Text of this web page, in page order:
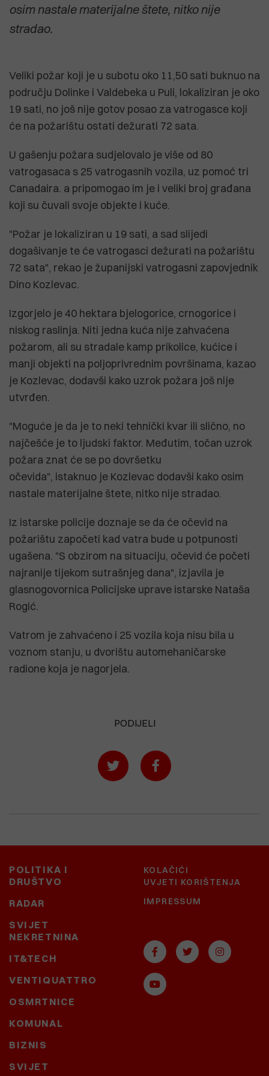
osim nastale materijalne štete, nitko nije
stradao.
Veliki požar koji je u subotu oko 11,50 sati buknuo na
području Dolinke i Valdebeka u Puli, lokaliziran je oko
19 sati, no još nije gotov posao za vatrogasce koji
će na požarištu ostati dežurati 72 sata.
U gašenju požara sudjelovalo je više od 80
vatrogasaca s 25 vatrogasnih vozila, uz pomoć tri
Canadaira. a pripomogao im je i veliki broj građana
koji su čuvali svoje objekte i kuće.
"Požar je lokaliziran u 19 sati, a sad slijedi
dogašivanje te će vatrogasci dežurati na požarištu
72 sata", rekao je županijski vatrogasni zapovjednik
Dino Kozlevac.
Izgorjelo je 40 hektara bjelogorice, crnogorice i
niskog raslinja. Niti jedna kuća nije zahvaćena
požarom, ali su stradale kamp prikolice, kućice i
manji objekti na poljoprivrednim površinama, kazao
je Kozlevac, dodavši kako uzrok požara još nije
utvrđen.
"Moguće je da je to neki tehnički kvar ili slično, no
najčešće je to ljudski faktor. Međutim, točan uzrok
požara znat će se po dovršetku
očevida", istaknuo je Kozlevac dodavši kako osim
nastale materijalne štete, nitko nije stradao.
Iz istarske policije doznaje se da će očevid na
požarištu započeti kad vatra bude u potpunosti
ugašena. "S obzirom na situaciju, očevid će početi
najranije tijekom sutrašnjeg dana", izjavila je
glasnogovornica Policijske uprave istarske Nataša
Rogić.
Vatrom je zahvaćeno i 25 vozila koja nisu bila u
voznom stanju, u dvorištu automehaničarske
radione koja je nagorjela.
PODIJELI
POLITIKA I
DRUŠTVO
RADAR
SVIJET
NEKRETNINA
IT&TECH
VENTIQUATTRO
OSMRTNICE
KOMUNAL
BIZNIS
SVIJET
KOLAČIĆI
UVJETI KORIŠTENJA
IMPRESSUM